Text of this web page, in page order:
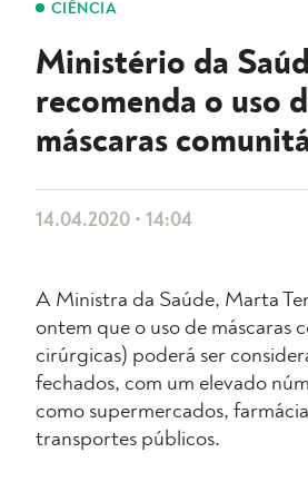
CIÊNCIA
Ministério da
recomenda o uso
máscaras
14.04.2020 • 14:04
A Ministra da Saúde, Marta
ontem que o uso de máscaras
cirúrgicas) poderá ser
fechados, com um elevado
como supermercados,
transportes públicos.